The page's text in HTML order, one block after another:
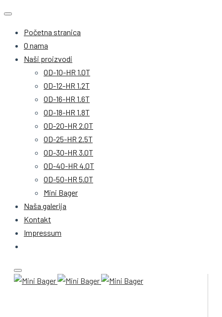
Početna stranica
O nama
Naši proizvodi
OD-10-HR 1.0T
OD-12-HR 1.2T
OD-16-HR 1.6T
OD-18-HR 1.8T
OD-20-HR 2.0T
OD-25-HR 2.5T
OD-30-HR 3.0T
OD-40-HR 4.0T
OD-50-HR 5.0T
Mini Bager
Naša galerija
Kontakt
Impressum